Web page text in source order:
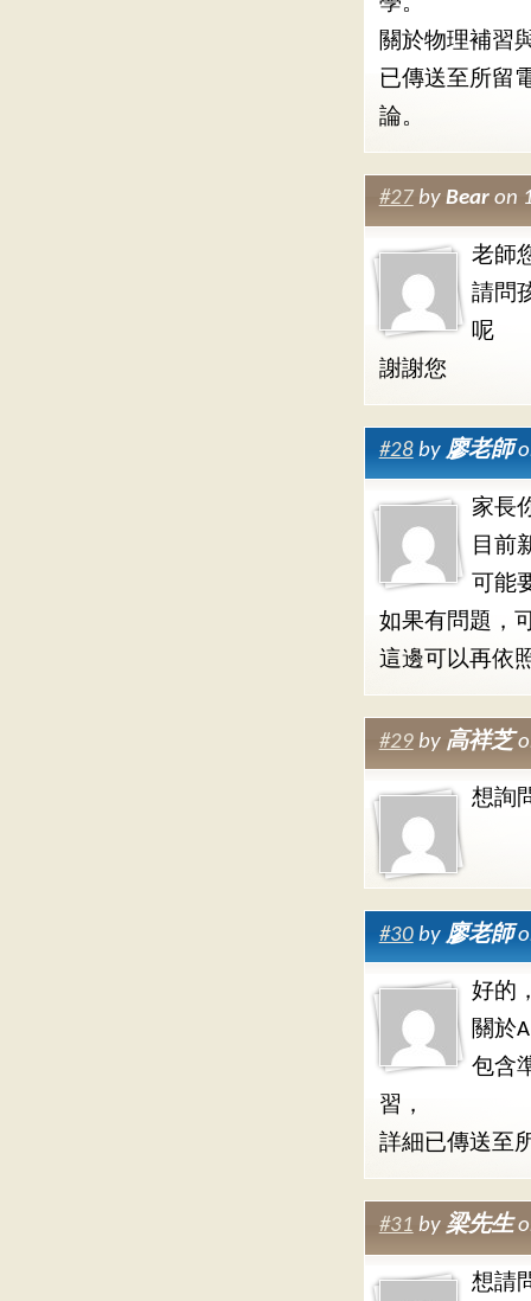
關於物理補習
已傳送至所留
論。
#27by Bearon
老師
請問
呢
謝謝您
#28by 廖老師
家長
目前
可能
如果有問題，
這邊可以再依
#29by 高祥芝
想詢
#30by 廖老師
好的
關於
包含
習，
詳細已傳送至
#31 by 梁先生
想請